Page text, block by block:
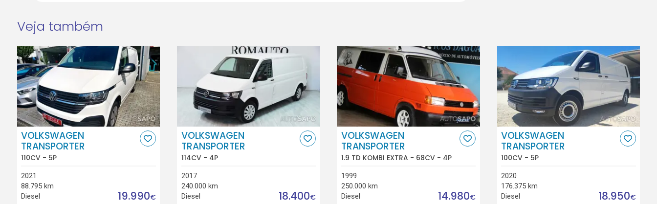
Veja também
VOLKSWAGEN
TRANSPORTER
110CV - 5P
2021
88.795 km
Diesel
19.990€
VOLKSWAGEN
TRANSPORTER
114CV - 4P
2017
240.000 km
Diesel
18.400€
VOLKSWAGEN
TRANSPORTER
1.9 TD KOMBI EXTRA - 68CV - 4P
1999
250.000 km
Diesel
14.980€
VOLKSWAGEN
TRANSPORTER
100CV - 5P
2020
176.375 km
Diesel
18.950€